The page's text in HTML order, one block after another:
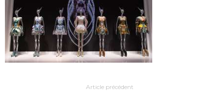
Article précédent